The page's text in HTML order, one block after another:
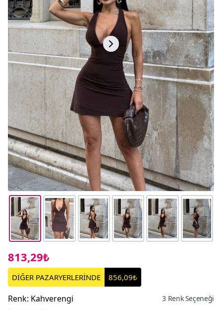
813,29₺
DİĞER PAZARYERLERİNDE 856,09₺
Renk: Kahverengi 3 Renk Seçeneği